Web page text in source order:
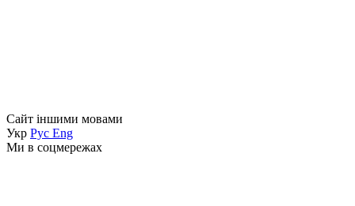
Сайт іншими мовами
Укр Рус Eng
Ми в соцмережах